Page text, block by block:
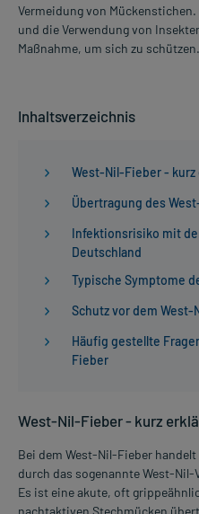
Vermeidung von
und die Verwendung von
Maßnahme, um sich zu schützen.
Inhaltsverzeichnis
West-Nil-Fieber - kurz
Übertragung des
Infektionsrisiko mit
Deutschland
Typische Symptome
Schutz vor dem West-
Häufig gestellte
Fieber
West-Nil-Fieber - kurz
Bei dem West-Nil-Fieber
durch das sogenannte West-
Es ist eine akute, oft
nachtaktiven Stechmücken